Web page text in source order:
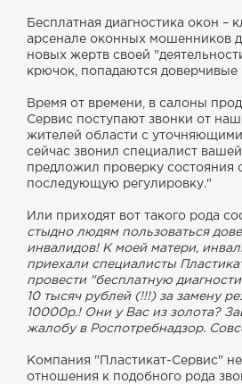
Бесплатная диагностика окон –
арсенале оконных мошенников
новых жертв своей
крючок, попадаются доверчивые
Время от времени, в салоны
Сервис поступают звонки от
жителей области с
сейчас звонил специалист
предложил проверку состояния
последующую регулировку."
Или приходят вот такого рода
стыдно людям пользоваться
инвалидов! К моей матери,
приехали специалисты
провести "бесплатную
10 тысяч рублей (!!!) за замену
10000р.! Они у Вас из золота?
жалобу в Роспотребнадзор.
Компания "Пластикат-Сервис"
отношения к подобного рода